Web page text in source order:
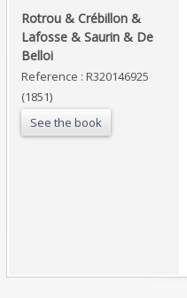
‎Rotrou & Crébillon &
Lafosse & Saurin & De
Belloi‎
Reference : R320146925
(1851)
See the book